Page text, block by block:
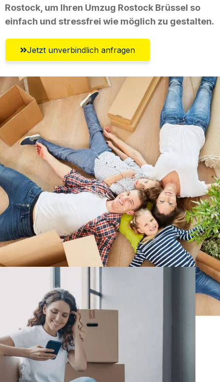
Rostock, um Ihren Umzug Rostock Brüssel so
einfach und stressfrei wie möglich zu gestalten.
Jetzt unverbindlich anfragen